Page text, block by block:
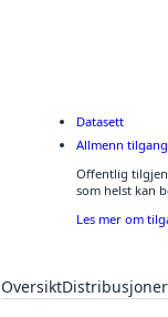
Datasett
Allmenn tilgang
Offentlig
som helst kan
Les mer om
Oversikt